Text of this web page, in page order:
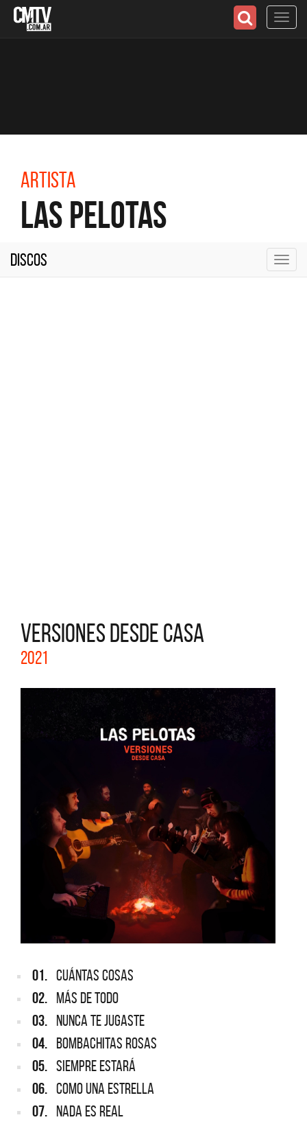
Artista
Las Pelotas
Discos
VERSIONES DESDE CASA
2021
01. CUÁNTAS COSAS
02. MÁS DE TODO
03. NUNCA TE JUGASTE
04. BOMBACHITAS ROSAS
05. SIEMPRE ESTARÁ
06. COMO UNA ESTRELLA
07. NADA ES REAL